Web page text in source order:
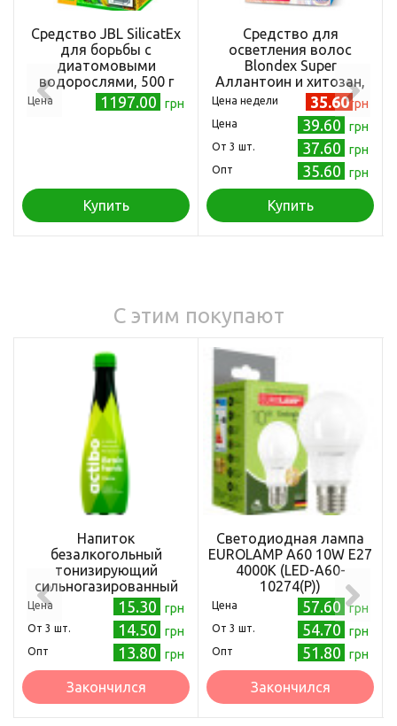
Средство JBL SilicatEx
для борьбы с
диатомовыми
водорослями, 500 г
Цена 1197.00 грн
Купить
Средство для
осветления волос
Blondex Super
Аллантоин и хитозан,
100 г (4823001602914)
Цена недели 35.60грн
Цена 39.60 грн
Oт 3 шт. 37.60 грн
Опт 35.60 грн
Купить
С этим покупают
Напиток
безалкогольный
тонизирующий
сильногазированный
ACTIBO со вкусом LIME
400мл (4870227272513)
Цена 15.30 грн
Oт 3 шт. 14.50 грн
Опт 13.80 грн
Закончился
Светодиодная лампа
EUROLAMP А60 10W E27
4000K (LED-A60-
10274(P))
Цена 57.60 грн
Oт 3 шт. 54.70 грн
Опт 51.80 грн
Закончился